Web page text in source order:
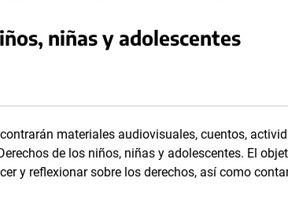
niñas y adolescentes
materiales audiovisuales, cuentos,
de los niños, niñas y adolescentes. El
y reflexionar sobre los derechos, así como